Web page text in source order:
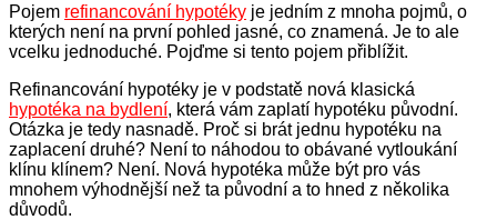
Pojem refinancování hypotéky je jedním z mnoha pojmů, o
kterých není na první pohled jasné, co znamená. Je to ale
vcelku jednoduché. Pojďme si tento pojem přiblížit.
Refinancování hypotéky je v podstatě nová klasická
hypotéka na bydlení, která vám zaplatí hypotéku původní.
Otázka je tedy nasnadě. Proč si brát jednu hypotéku na
zaplacení druhé? Není to náhodou to obávané vytloukání
klínu klínem? Není. Nová hypotéka může být pro vás
mnohem výhodnější než ta původní a to hned z několika
důvodů.